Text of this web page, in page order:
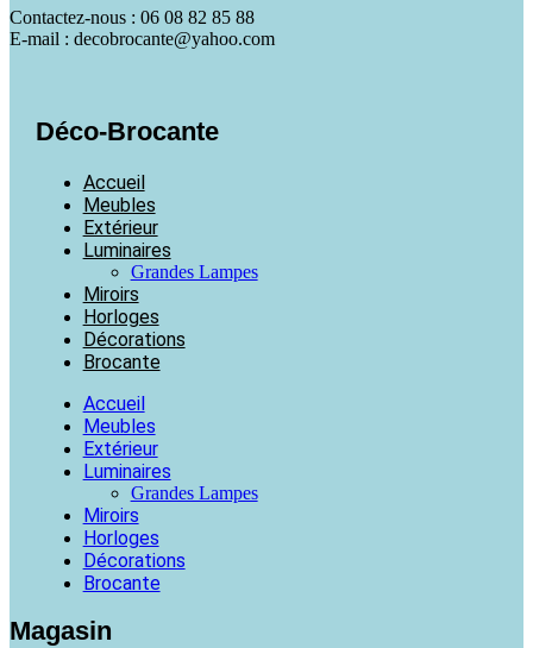
Contactez-nous : 06 08 82 85 88
E-mail : decobrocante@yahoo.com
Déco-Brocante
Accueil
Meubles
Extérieur
Luminaires
Grandes Lampes
Miroirs
Horloges
Décorations
Brocante
Accueil
Meubles
Extérieur
Luminaires
Grandes Lampes
Miroirs
Horloges
Décorations
Brocante
Magasin